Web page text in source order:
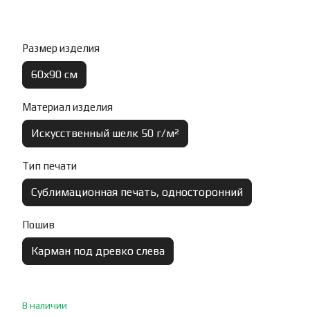
Размер изделия
60х90 см
Материал изделия
Искусственный шелк 50 г/м²
Тип печати
Сублимационная печать, односторонний
Пошив
Карман под древко слева
В наличии